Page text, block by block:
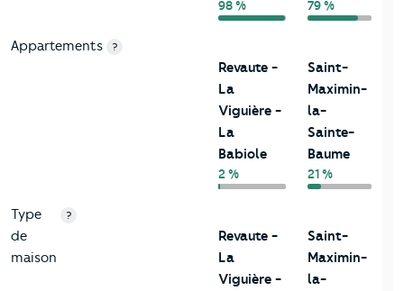
98 % 79 %
Appartements ?
Revaute -
La
Viguière -
La
Babiole
2 %
Saint-
Maximin-
la-
Sainte-
Baume
21 %
Type
de
maison
?
Revaute -
La
Viguière -
Saint-
Maximin-
la-